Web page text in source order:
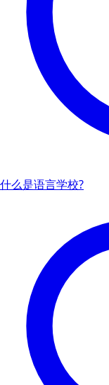
什么是语言学校?